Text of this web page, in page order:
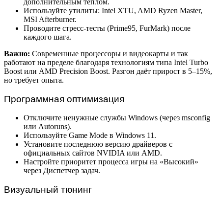
дополнительным теплом.
Используйте утилиты: Intel XTU, AMD Ryzen Master,
MSI Afterburner.
Проводите стресс-тесты (Prime95, FurMark) после
каждого шага.
Важно: Современные процессоры и видеокарты и так
работают на пределе благодаря технологиям типа Intel Turbo
Boost или AMD Precision Boost. Разгон даёт прирост в 5–15%,
но требует опыта.
Программная оптимизация
Отключите ненужные службы Windows (через msconfig
или Autoruns).
Используйте Game Mode в Windows 11.
Установите последнюю версию драйверов с
официальных сайтов NVIDIA или AMD.
Настройте приоритет процесса игры на «Высокий»
через Диспетчер задач.
Визуальный тюнинг